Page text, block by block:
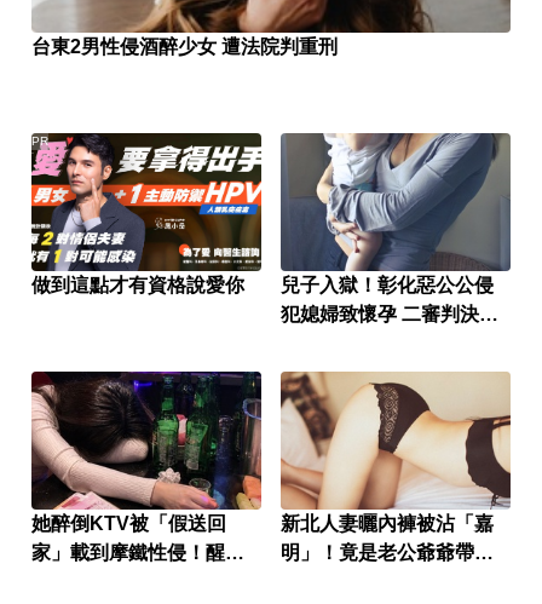
台東2男性侵酒醉少女 遭法院判重刑
做到這點才有資格說愛你
PR
兒子入獄！彰化惡公公侵
犯媳婦致懷孕 二審判決出
她醉倒KTV被「假送回
家」載到摩鐵性侵！醒來
新北人妻曬內褲被沾「嘉
明」！竟是老公爺爺帶回